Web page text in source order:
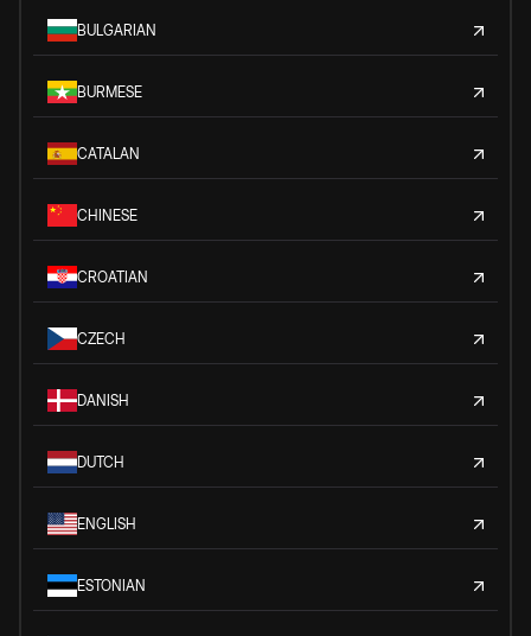
BULGARIAN
BURMESE
CATALAN
CHINESE
CROATIAN
CZECH
DANISH
DUTCH
ENGLISH
ESTONIAN